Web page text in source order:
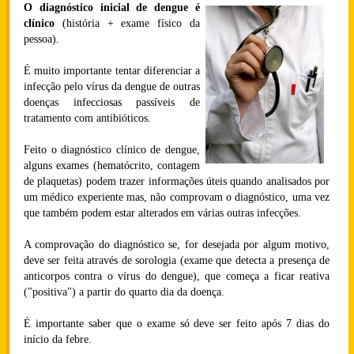
O diagnóstico inicial de dengue é
clínico (história + exame físico da
pessoa).
É muito importante tentar diferenciar a
infecção pelo vírus da dengue de outras
doenças infecciosas passíveis de
tratamento com antibióticos.
Feito o diagnóstico clínico de dengue,
alguns exames (hematócrito, contagem
de plaquetas) podem trazer informações úteis quando analisados por
um médico experiente mas, não comprovam o diagnóstico, uma vez
que também podem estar alterados em várias outras infecções.
A comprovação do diagnóstico se, for desejada por algum motivo,
deve ser feita através de sorologia (exame que detecta a presença de
anticorpos contra o vírus do dengue), que começa a ficar reativa
("positiva") a partir do quarto dia da doença.
É importante saber que o exame só deve ser feito após 7 dias do
início da febre.